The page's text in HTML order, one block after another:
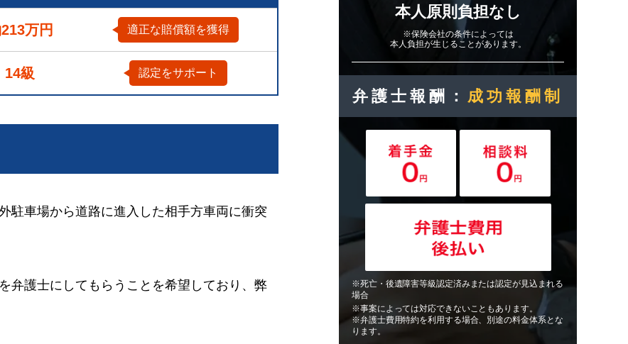
万円 適正な賠償額を獲得
14級 認定をサポート
駐車場から道路に進入した相手方車両に衝突
弁護士にしてもらうことを希望しており、弊
本人原則負担なし
※保険会社の条件によっては
本人負担が生じることがあります。
弁護士報酬： 成功報酬制
※死亡・後遺障害等級認定済みまたは認定が見込まれる
場合
※事案によっては対応できないこともあります。
※弁護士費用特約を利用する場合、別途の料金体系とな
ります。